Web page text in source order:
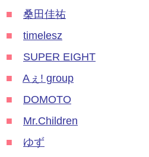
■
桑田佳祐
■
timelesz
■
SUPER EIGHT
■
Aぇ! group
■
DOMOTO
■
Mr.Children
■
ゆず